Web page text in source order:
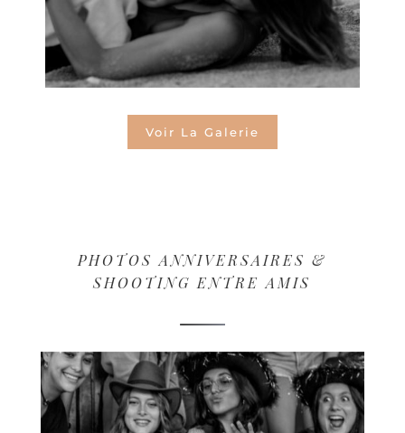
Voir La Galerie
PHOTOS ANNIVERSAIRES &
SHOOTING ENTRE AMIS